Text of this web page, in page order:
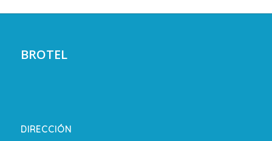
BROTEL
DIRECCIÓN